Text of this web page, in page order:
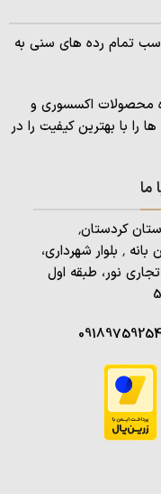
تمام رده های سنی به
محصولات اکسسوری و
با بهترین کیفیت را در
ما
آدرس: استان کردستان٬
شهرستان بانه ٬ بلوار شهرداری،
نور، طبقه اول